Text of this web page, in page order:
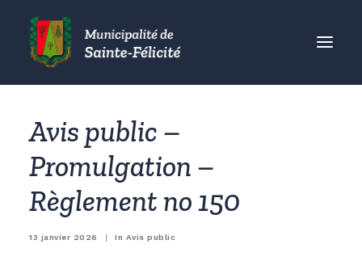
MUNICIPALITÉ
CITOYENS
ORGANISMES
VISITEURS
ENTREPRISES
Avis public –
Promulgation –
Règlement no 150
13 janvier 2026 | In Avis public